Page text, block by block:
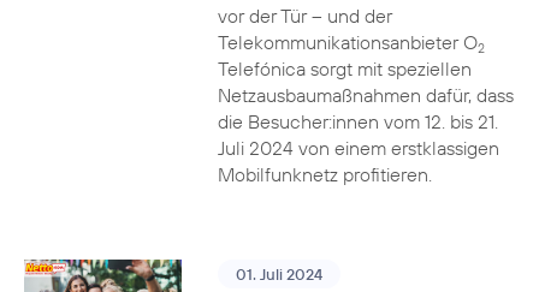
vor der Tür – und der
Telekommunikationsanbieter O2
Telefónica sorgt mit speziellen
Netzausbaumaßnahmen dafür, dass
die Besucher:innen vom 12. bis 21.
Juli 2024 von einem erstklassigen
Mobilfunknetz profitieren.
01. Juli 2024